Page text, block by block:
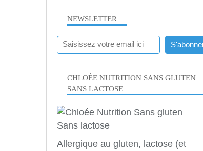
NEWSLETTER
CHLOÉE NUTRITION SANS GLUTEN
SANS LACTOSE
Allergique au gluten, lactose (et